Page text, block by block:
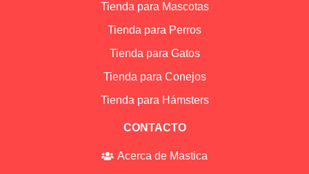
Tienda para Mascotas
Tienda para Perros
Tienda para Gatos
Tienda para Conejos
Tienda para Hámsters
CONTACTO
Acerca de Mastica